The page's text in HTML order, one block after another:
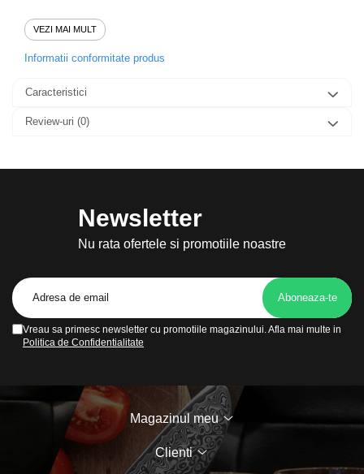
VEZI MAI MULT
Informatii conformitate produs
Caracteristici
Review-uri (0)
Newsletter
Nu rata ofertele si promotiile noastre
Vreau sa primesc newsletter cu promotiile magazinului. Afla mai multe in
Politica de Confidentialitate
Magazinul meu
Clienti